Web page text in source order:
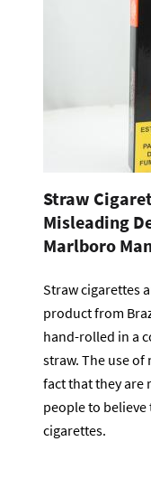
Straw
Misleading
Marlboro
Straw cigarettes
product from
hand-rolled in a
straw. The use
fact that they are
people to
cigarettes.